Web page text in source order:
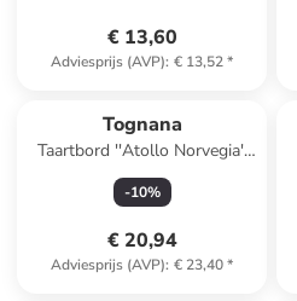
€ 13,60
Adviesprijs (AVP): € 13,52*
Tognana
Taartbord ''Atollo Norvegia''
meerkleurig - Ø 31 cm
-10%
€ 20,94
Adviesprijs (AVP): € 23,40*